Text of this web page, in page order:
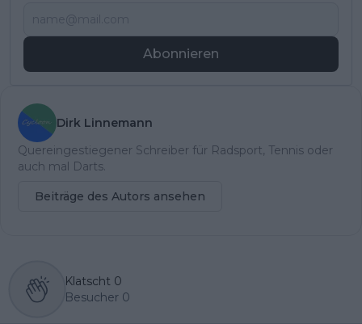
Abonnieren
Dirk Linnemann
Quereingestiegener Schreiber für Radsport, Tennis oder
auch mal Darts.
Beiträge des Autors ansehen
Klatscht 0
Besucher 0